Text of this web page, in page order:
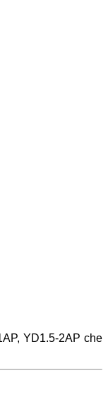
YD1.5-2AP che